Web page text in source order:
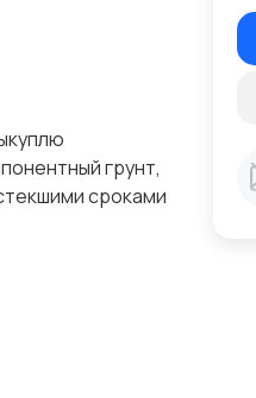
грунт,
сроками